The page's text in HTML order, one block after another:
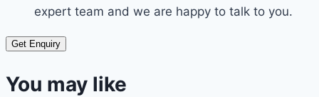
expert team and we are happy to talk to you.
Get Enquiry
You may like